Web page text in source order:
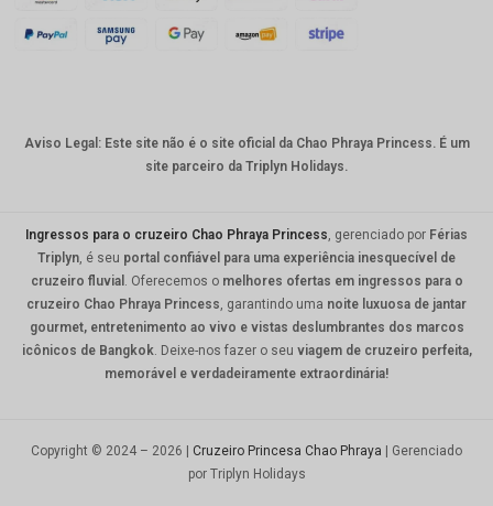
KRW
MYR
HKD
SGD
USD
Aviso Legal: Este site não é o site oficial da Chao Phraya Princess. É um
site parceiro da Triplyn Holidays.
Ingressos para o cruzeiro Chao Phraya Princess , gerenciado por Férias
Triplyn , é seu portal confiável para uma experiência inesquecível de
cruzeiro fluvial
. Oferecemos o melhores ofertas em ingressos para o
cruzeiro Chao Phraya Princess , garantindo uma noite luxuosa de jantar
gourmet, entretenimento ao vivo e vistas deslumbrantes dos marcos
icônicos de Bangkok . Deixe-nos fazer o seu viagem de cruzeiro perfeita,
memorável e verdadeiramente extraordinária!
Copyright © 2024 – 2026 | Cruzeiro Princesa Chao Phraya | Gerenciado
por Triplyn Holidays